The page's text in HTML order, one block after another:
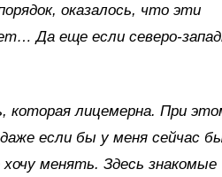
оказалось, что эти
Да еще если северо-
лицемерна. При
если бы у меня сейчас
менять. Здесь знакомые